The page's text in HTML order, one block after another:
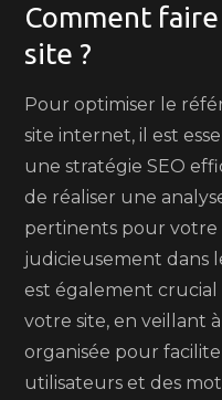
Comment faire
site ?
Pour optimiser le
site internet, il est
une stratégie SEO
de réaliser une
pertinents pour votre
judicieusement dans
est également
votre site, en veillant
organisée pour
utilisateurs et des